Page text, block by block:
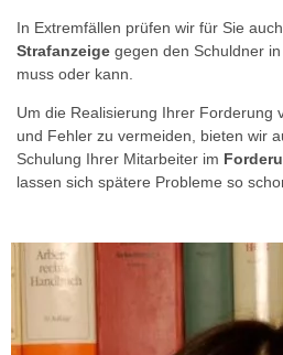
In Extremfällen prüfen wir für Sie
Strafanzeige gegen den Schuldner
muss oder kann.
Um die Realisierung Ihrer Forderung
und Fehler zu vermeiden, bieten wir
Schulung Ihrer Mitarbeiter im
lassen sich spätere Probleme so